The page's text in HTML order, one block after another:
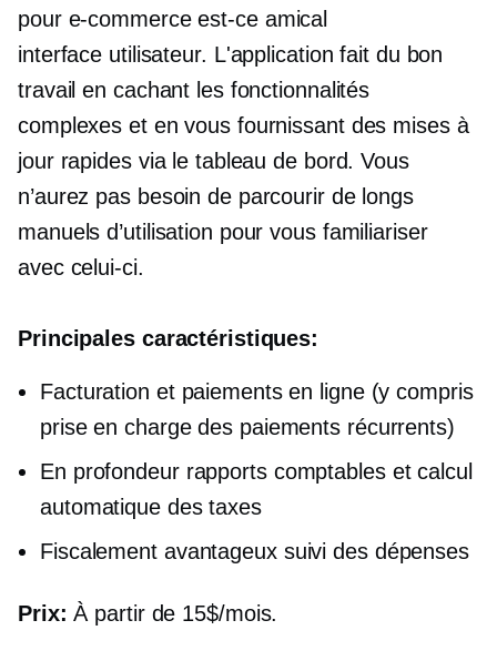
pour e-commerceest-ce amical
interface utilisateur. L'application fait du bon
travail en cachant les fonctionnalités
complexes et en vous fournissant des mises à
jour rapides via le tableau de bord. Vous
n’aurez pas besoin de parcourir de longs
manuels d’utilisation pour vous familiariser
avec celui-ci.
Principales caractéristiques:
Facturation et paiements en ligne (y compris
prise en charge des paiements récurrents)
En profondeurrapports comptables et calcul
automatique des taxes
Fiscalement avantageuxsuivi des dépenses
Prix:À partir de 15$/mois.